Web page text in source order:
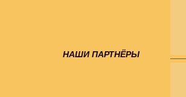
НАШИ ПАРТНЁРЫ